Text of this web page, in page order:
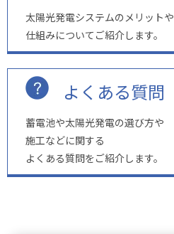
太陽光発電システムのメリットや
仕組みについてご紹介します。
よくある質問
蓄電池や太陽光発電の選び方や
施工などに関する
よくある質問をご紹介します。